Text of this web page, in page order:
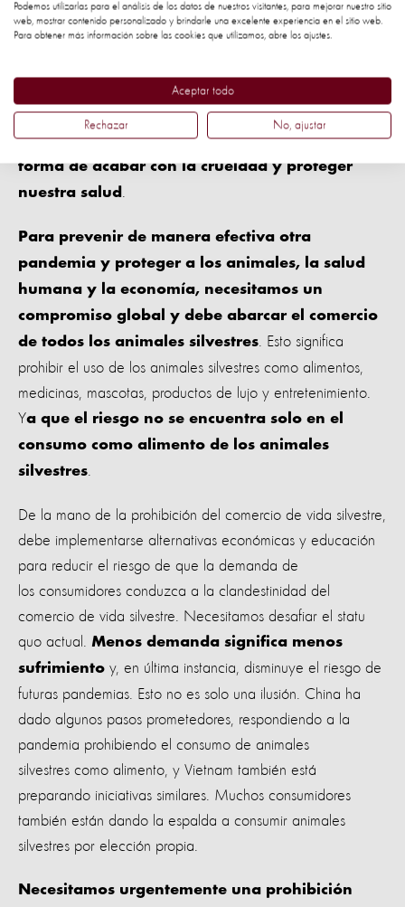
Cuando dejemos a los animales silvestres en la naturaleza,
las amenazas zoonóticas se reducen drásticamente. No
podemos dejar esto a la suerte.Una prohibición
global del comercio de vida silvestre es la única
forma de acabar con la crueldad y proteger
nuestra salud
Para prevenir de manera efectiva otra
pandemia y proteger a los animales, la salud
humana y la economía, necesitamos un
compromiso global y debe abarcar el comercio
de todos los animales silvestres . Esto significa
prohibir el uso de los animales silvestres como alimentos,
medicinas, mascotas, productos de lujo y entretenimiento.
Ya que el riesgo no se encuentra solo en el
consumo como alimento de los animales
silvestres
De la mano de la prohibición del comercio de vida silvestre,
debe implementarse alternativas económicas y educación
para reducir el riesgo de que la demanda de
los consumidores conduzca a la clandestinidad del
comercio de vida silvestre. Necesitamos desafiar el statu
quo actual. Menos demanda significa menos
sufrimiento y, en última instancia, disminuye el riesgo de
futuras pandemias. Esto no es solo una ilusión. China ha
dado algunos pasos prometedores, respondiendo a la
pandemia prohibiendo el consumo de animales
silvestres como alimento, y Vietnam también está
preparando iniciativas similares. Muchos consumidores
también están dando la espalda a consumir animales
silvestres por elección propia.
Necesitamos urgentemente una prohibición
Podemos utilizarlas para el análisis de los datos de nuestros visitantes, para mejorar nuestro sitio
web, mostrar contenido personalizado y brindarle una excelente experiencia en el sitio web.
Para obtener más información sobre las cookies que utilizamos, abre los ajustes.
Aceptar todo
Rechazar No, ajustar